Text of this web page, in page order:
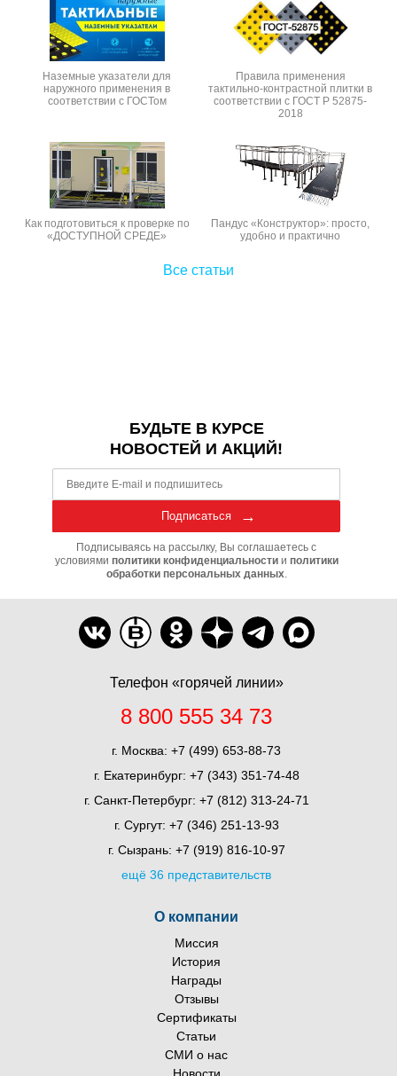
Наземные указатели для
наружного применения в
соответствии с ГОСТом
Правила применения
тактильно-контрастной плитки в
соответствии с ГОСТ Р 52875-
2018
Как подготовиться к проверке по
«ДОСТУПНОЙ СРЕДЕ»
Пандус «Конструктор»: просто,
удобно и практично
Все статьи
О компании
Миссия
История
Награды
Отзывы
Сертификаты
Статьи
СМИ о нас
Новости
Телефон «горячей линии»
8 800 555 34 73
г. Москва: +7 (499) 653-88-73
г. Екатеринбург: +7 (343) 351-74-48
г. Санкт-Петербург: +7 (812) 313-24-71
г. Сургут: +7 (346) 251-13-93
г. Сызрань: +7 (919) 816-10-97
ещё 36 представительств
БУДЬТЕ В КУРСЕ
НОВОСТЕЙ И АКЦИЙ!
Подписаться
Подписываясь на рассылку, Вы соглашаетесь с
условиями политики конфиденциальностии политики
обработки персональных данных.